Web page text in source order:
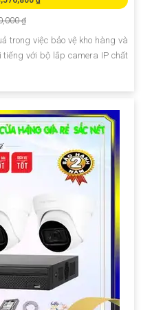
₫
trong việc bảo vệ kho hàng và
tiếng với bộ lắp camera IP chất